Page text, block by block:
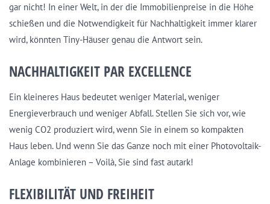
gar nicht! In einer Welt, in der die Immobilienpreise in die Höhe
schießen und die Notwendigkeit für Nachhaltigkeit immer klarer
wird, könnten Tiny-Häuser genau die Antwort sein.
NACHHALTIGKEIT PAR EXCELLENCE
Ein kleineres Haus bedeutet weniger Material, weniger
Energieverbrauch und weniger Abfall. Stellen Sie sich vor, wie
wenig CO2 produziert wird, wenn Sie in einem so kompakten
Haus leben. Und wenn Sie das Ganze noch mit einer Photovoltaik-
Anlage kombinieren – Voilà, Sie sind fast autark!
FLEXIBILITÄT UND FREIHEIT